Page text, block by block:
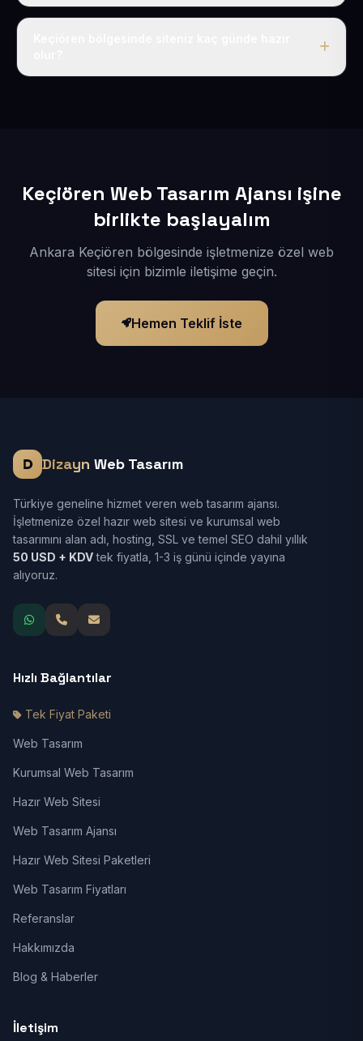
Tek fiyat uygulanır: yıllık 50 USD + KDV. Bu bedele alan
Keçiören Web Tasarım Ajansı işine
birlikte başlayalım
Ankara Keçiören bölgesinde işletmenize özel web
sitesi için bizimle iletişime geçin.
Hemen Teklif İste
Dizayn Web Tasarım
Türkiye geneline hizmet veren web tasarım ajansı.
İşletmenize özel hazır web sitesi ve kurumsal web
tasarımını alan adı, hosting, SSL ve temel SEO dahil yıllık
50 USD + KDVtek fiyatla, 1-3 iş günü içinde yayına
alıyoruz.
Hızlı Bağlantılar
Tek Fiyat Paketi
Web Tasarım
Kurumsal Web Tasarım
Hazır Web Sitesi
Web Tasarım Ajansı
Hazır Web Sitesi Paketleri
Web Tasarım Fiyatları
Referanslar
Hakkımızda
Blog & Haberler
İletişim